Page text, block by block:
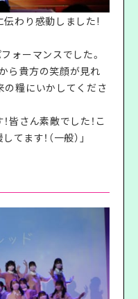
伝わり感動しました!
ォーマンスでした。
ら貴方の笑顔が見れ
の糧にいかしてくださ
皆さん素敵でした！こ
ます！（一般）」